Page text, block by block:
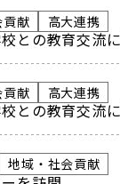
献 高大連携
との教育交流
献 高大連携
との教育交流
地域・社会貢献